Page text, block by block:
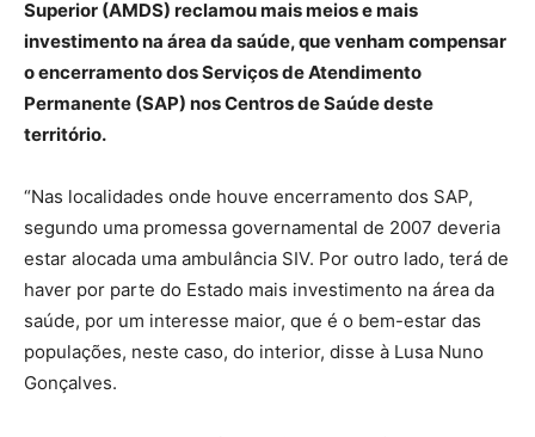
Superior (AMDS) reclamou mais meios e mais
investimento na área da saúde, que venham compensar
o encerramento dos Serviços de Atendimento
Permanente (SAP) nos Centros de Saúde deste
território.
“Nas localidades onde houve encerramento dos SAP,
segundo uma promessa governamental de 2007 deveria
estar alocada uma ambulância SIV. Por outro lado, terá de
haver por parte do Estado mais investimento na área da
saúde, por um interesse maior, que é o bem-estar das
populações, neste caso, do interior, disse à Lusa Nuno
Gonçalves.